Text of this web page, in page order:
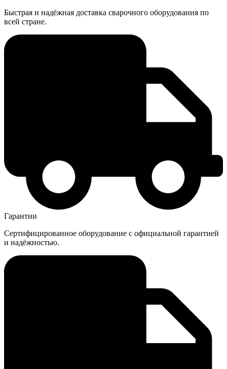
Быстрая и надёжная доставка сварочного оборудования по
всей стране.
Гарантии
Сертифицированное оборудование с официальной гарантией
и надёжностью.